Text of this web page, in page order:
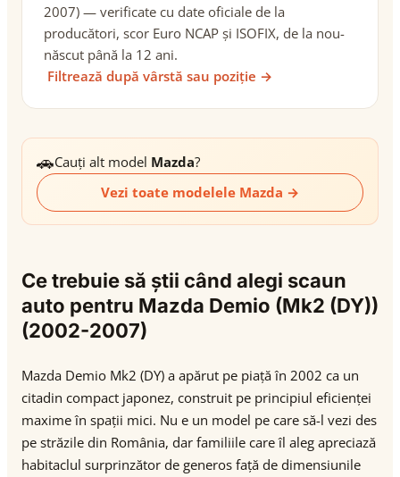
2007) — verificate cu date oficiale de la
producători, scor Euro NCAP și ISOFIX, de la nou-
născut până la 12 ani.
Filtrează după vârstă sau poziție →
🚗Cauți alt model Mazda?
Vezi toate modelele Mazda →
Ce trebuie să știi când alegi scaun
auto pentru Mazda Demio (Mk2 (DY))
(2002-2007)
Mazda Demio Mk2 (DY) a apărut pe piață în 2002 ca un
citadin compact japonez, construit pe principiul eficienței
maxime în spații mici. Nu e un model pe care să-l vezi des
pe străzile din România, dar familiile care îl aleg apreciază
habitaclul surprinzător de generos față de dimensiunile